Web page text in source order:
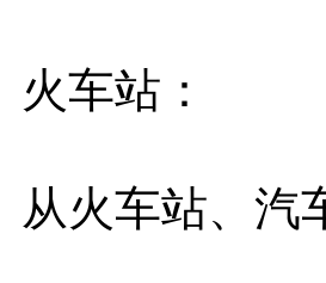
火车站：
从火车站、汽